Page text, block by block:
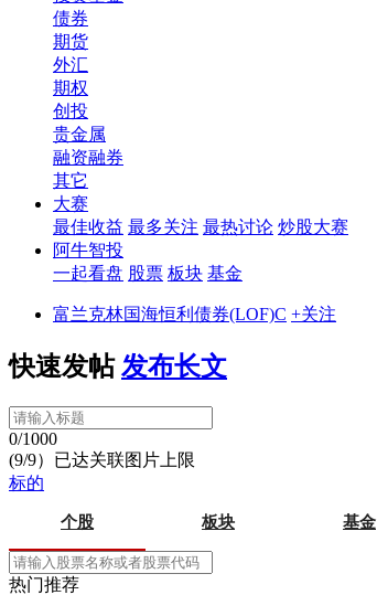
债券
期货
外汇
期权
创投
贵金属
融资融券
其它
大赛
最佳收益 最多关注 最热讨论 炒股大赛
阿牛智投
一起看盘 股票 板块 基金
富兰克林国海恒利债券(LOF)C +关注
快速发帖 发布长文
0/1000
(9/9）已达关联图片上限
标的
个股 板块 基金
热门推荐